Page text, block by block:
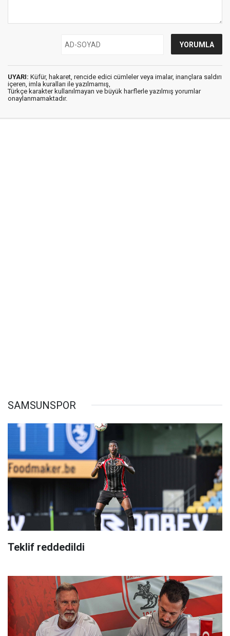
UYARI: Küfür, hakaret, rencide edici cümleler veya imalar, inançlara saldırı
içeren, imla kuralları ile yazılmamış,
Türkçe karakter kullanılmayan ve büyük harflerle yazılmış yorumlar
onaylanmamaktadır.
SAMSUNSPOR
Teklif reddedildi